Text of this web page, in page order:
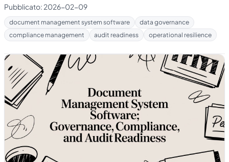
Pubblicato: 2026-02-09
document management system software
data governance
compliance management
audit readiness operational resilience